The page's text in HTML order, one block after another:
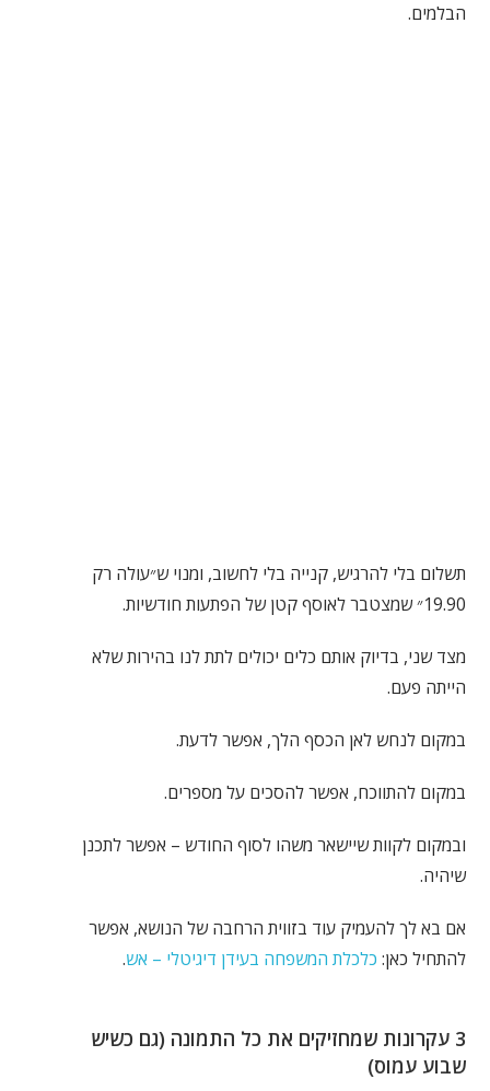
הבלמים.
תשלום בלי להרגיש, קנייה בלי לחשוב, ומנוי ש״עולה רק
19.90״ שמצטבר לאוסף קטן של הפתעות חודשיות.
מצד שני, בדיוק אותם כלים יכולים לתת לנו בהירות שלא
הייתה פעם.
במקום לנחש לאן הכסף הלך, אפשר לדעת.
במקום להתווכח, אפשר להסכים על מספרים.
ובמקום לקוות שיישאר משהו לסוף החודש – אפשר לתכנן
שיהיה.
אם בא לך להעמיק עוד בזווית הרחבה של הנושא, אפשר
להתחיל כאן: כלכלת המשפחה בעידן דיגיטלי – אש.
3 עקרונות שמחזיקים את כל התמונה (גם כשיש
שבוע עמוס)